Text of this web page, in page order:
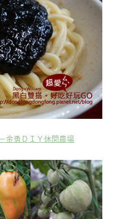
金勇ＤＩＹ休閒農場